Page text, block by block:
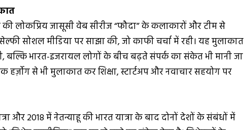
की लोकप्रिय जासूसी वेब सीरीज “फौदा” के कलाकारों और टीम से
सोशल मीडिया पर साझा की, जो काफी चर्चा में रही। यह मुलाकात
बल्कि भारत-इजरायल लोगों के बीच बढ़ते संपर्क का संकेत भी मानी जा
हर्ज़ोग से भी मुलाकात कर शिक्षा, स्टार्टअप और नवाचार सहयोग पर
और 2018 में नेतन्याहू की भारत यात्रा के बाद दोनों देशों के संबंधों में